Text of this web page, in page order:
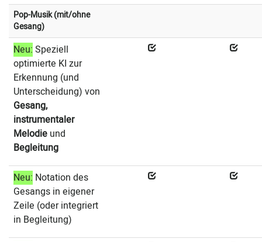
Pop-Musik (mit/ohne
Gesang)
Neu: Speziell
optimierte KI zur
Erkennung (und
Unterscheidung) von
Gesang,
instrumentaler
Melodie und
Begleitung
Neu: Notation des
Gesangs in eigener
Zeile (oder integriert
in Begleitung)